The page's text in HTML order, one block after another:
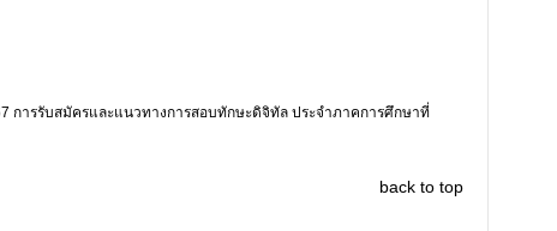
การรับสมัครและแนวทางการสอบทักษะดิจิทัล ประจำภาคการศึกษาที่
back to top